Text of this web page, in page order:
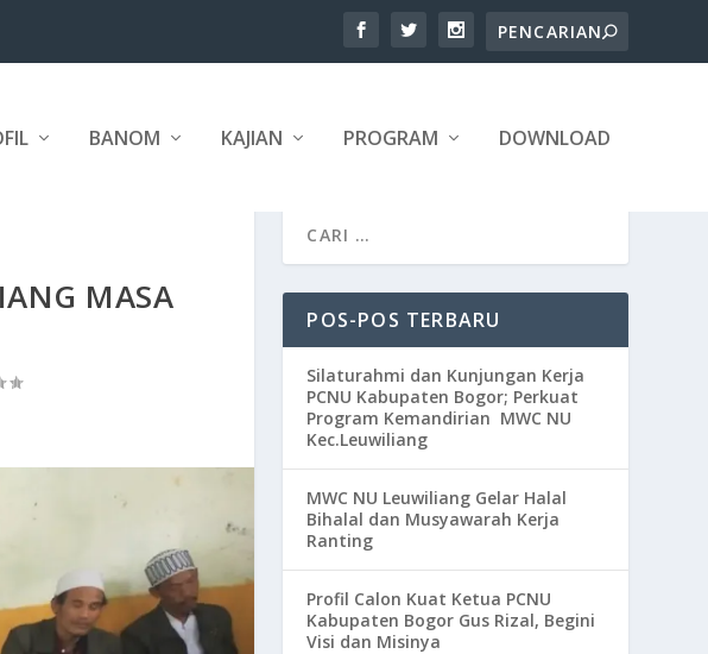
BANOM KAJIAN PROGRAM DOWNLOAD
MASA
POS-POS TERBARU
Silaturahmi dan Kunjungan Kerja
PCNU Kabupaten Bogor; Perkuat
Program Kemandirian MWC NU
Kec.Leuwiliang
MWC NU Leuwiliang Gelar Halal
Bihalal dan Musyawarah Kerja
Ranting
Profil Calon Kuat Ketua PCNU
Kabupaten Bogor Gus Rizal, Begini
Visi dan Misinya